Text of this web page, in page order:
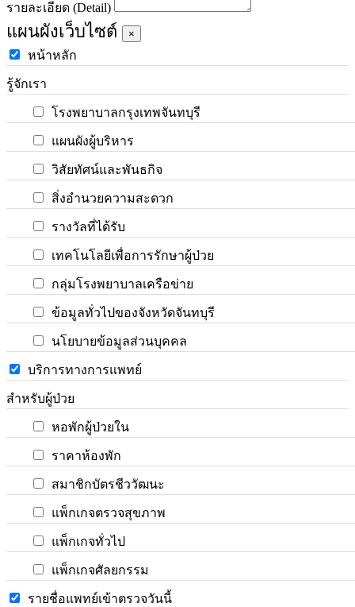
รายละเอียด (Detail)
แผนผังเว็บไซต์ ×
หน้าหลัก
รู้จักเรา
โรงพยาบาลกรุงเทพจันทบุรี
แผนผังผู้บริหาร
วิสัยทัศน์และพันธกิจ
สิ่งอำนวยความสะดวก
รางวัลที่ได้รับ
เทคโนโลยีเพื่อการรักษาผู้ป่วย
กลุ่มโรงพยาบาลเครือข่าย
ข้อมูลทั่วไปของจังหวัดจันทบุรี
นโยบายข้อมูลส่วนบุคคล
บริการทางการแพทย์
สำหรับผู้ป่วย
หอพักผู้ป่วยใน
ราคาห้องพัก
สมาชิกบัตรชีววัฒนะ
แพ็กเกจตรวจสุขภาพ
แพ็กเกจทั่วไป
แพ็กเกจศัลยกรรม
รายชื่อแพทย์เข้าตรวจวันนี้